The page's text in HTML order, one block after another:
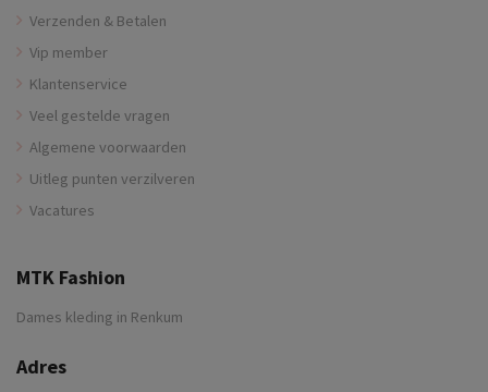
Verzenden & Betalen
Vip member
Klantenservice
Veel gestelde vragen
Algemene voorwaarden
Uitleg punten verzilveren
Vacatures
MTK Fashion
Dames kleding in Renkum
Adres